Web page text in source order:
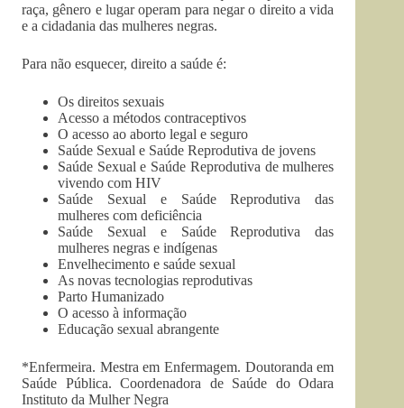
raça, gênero e lugar operam para negar o direito a vida
e a cidadania das mulheres negras.
Para não esquecer, direito a saúde é:
Os direitos sexuais
Acesso a métodos contraceptivos
O acesso ao aborto legal e seguro
Saúde Sexual e Saúde Reprodutiva de jovens
Saúde Sexual e Saúde Reprodutiva de mulheres
vivendo com HIV
Saúde Sexual e Saúde Reprodutiva das
mulheres com deficiência
Saúde Sexual e Saúde Reprodutiva das
mulheres negras e indígenas
Envelhecimento e saúde sexual
As novas tecnologias reprodutivas
Parto Humanizado
O acesso à informação
Educação sexual abrangente
*Enfermeira. Mestra em Enfermagem. Doutoranda em
Saúde Pública. Coordenadora de Saúde do Odara
Instituto da Mulher Negra